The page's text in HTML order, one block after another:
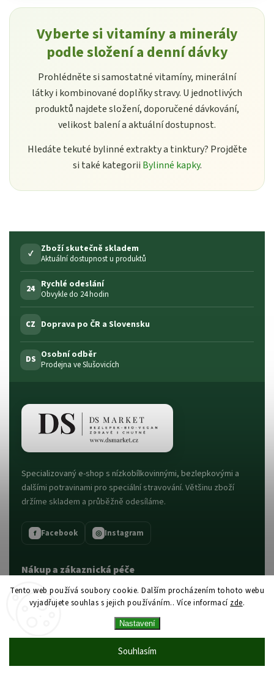
Tento web používá soubory cookie. Dalším procházením tohoto webu
vyjadřujete souhlas s jejich používáním.. Více informací zde.
Nastavení
Souhlasím
Vyberte si vitamíny a minerály
podle složení a denní dávky
Prohlédněte si samostatné vitamíny, minerální
látky i kombinované doplňky stravy. U jednotlivých
produktů najdete složení, doporučené dávkování,
velikost balení a aktuální dostupnost.
Hledáte tekuté bylinné extrakty a tinktury? Projděte
si také kategorii Bylinné kapky.
✓ Zboží skutečně skladem
Aktuální dostupnost u produktů
24 Rychlé odeslání
Obvykle do 24 hodin
CZ Doprava po ČR a Slovensku
DS Osobní odběr
Prodejna ve Slušovicích
Specializovaný e-shop s nízkobílkovinnými, bezlepkovými a
dalšími potravinami pro speciální stravování. Většinu zboží
držíme skladem a průběžně odesíláme.
f Facebook ◎ Instagram
Nákup a zákaznická péče
Doprava a platba
Kontakty
Obchodní podmínky